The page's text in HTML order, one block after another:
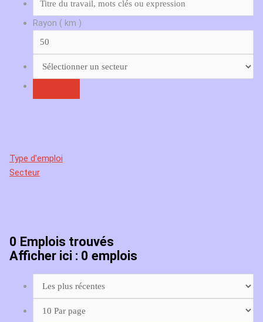
Rayon ( km )
Type d'emploi
Secteur
0 Emplois trouvés
Afficher ici : 0 emplois